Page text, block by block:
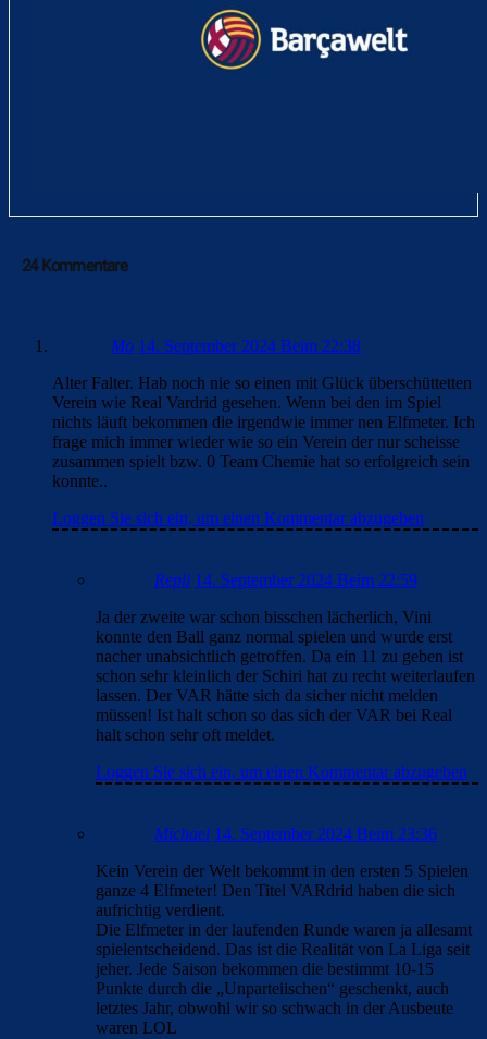
24 Kommentare
Mo 14. September 2024 Beim 22:38
Alter Falter. Hab noch nie so einen mit Glück überschüttetten
Verein wie Real Vardrid gesehen. Wenn bei den im Spiel
nichts läuft bekommen die irgendwie immer nen Elfmeter. Ich
frage mich immer wieder wie so ein Verein der nur scheisse
zusammen spielt bzw. 0 Team Chemie hat so erfolgreich sein
konnte..
Loggen Sie sich ein, um einen Kommentar abzugeben
Repli 14. September 2024 Beim 22:59
Ja der zweite war schon bisschen lächerlich, Vini
konnte den Ball ganz normal spielen und wurde erst
nacher unabsichtlich getroffen. Da ein 11 zu geben ist
schon sehr kleinlich der Schiri hat zu recht weiterlaufen
lassen. Der VAR hätte sich da sicher nicht melden
müssen! Ist halt schon so das sich der VAR bei Real
halt schon sehr oft meldet.
Loggen Sie sich ein, um einen Kommentar abzugeben
Michael 14. September 2024 Beim 23:36
Kein Verein der Welt bekommt in den ersten 5 Spielen
ganze 4 Elfmeter! Den Titel VARdrid haben die sich
aufrichtig verdient.
Die Elfmeter in der laufenden Runde waren ja allesamt
spielentscheidend. Das ist die Realität von La Liga seit
jeher. Jede Saison bekommen die bestimmt 10-15
Punkte durch die „Unparteiischen“ geschenkt, auch
letztes Jahr, obwohl wir so schwach in der Ausbeute
waren LOL